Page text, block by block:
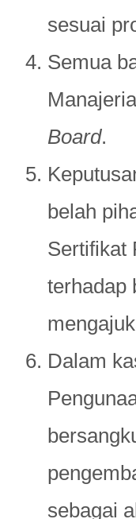
sesuai
Semua
Board.
belah
Sertifikat
terhadap
Dalam
sebagai